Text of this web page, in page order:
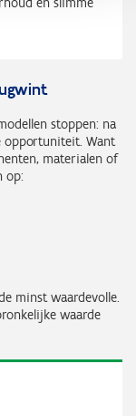
stoppen: na
opportuniteit. Want
materialen of
op:
minst waardevolle.
waarde